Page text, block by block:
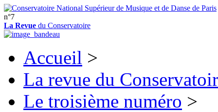
n°7
La Revue du Conservatoire
Accueil >
La revue du
Le troisième numéro >